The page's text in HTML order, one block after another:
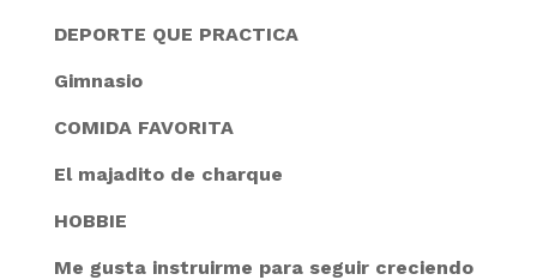
DEPORTE QUE PRACTICA
Gimnasio
COMIDA FAVORITA
El majadito de charque
HOBBIE
Me gusta instruirme para seguir creciendo